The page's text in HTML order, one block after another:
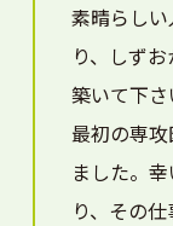
素晴らし
り、しず
築いて下
最初の専
ました。
り、その